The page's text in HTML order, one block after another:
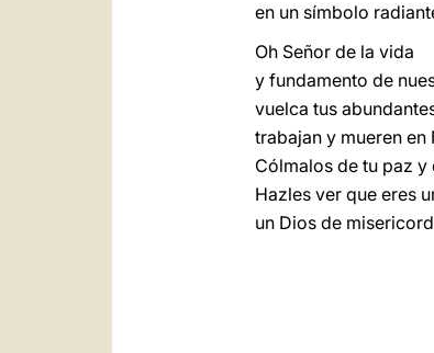
en un símbolo
Oh Señor de la vida
y fundamento de
vuelca tus
trabajan y mueren en
Cólmalos de tu paz y
Hazles ver que eres
un Dios de